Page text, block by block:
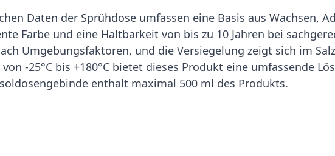
Daten der Sprühdose umfassen eine Basis aus Wachsen,
Farbe und eine Haltbarkeit von bis zu 10 Jahren bei
Umgebungsfaktoren, und die Versiegelung zeigt sich im
-25°C bis +180°C bietet dieses Produkt eine umfassende
enthält maximal 500 ml des Produkts.